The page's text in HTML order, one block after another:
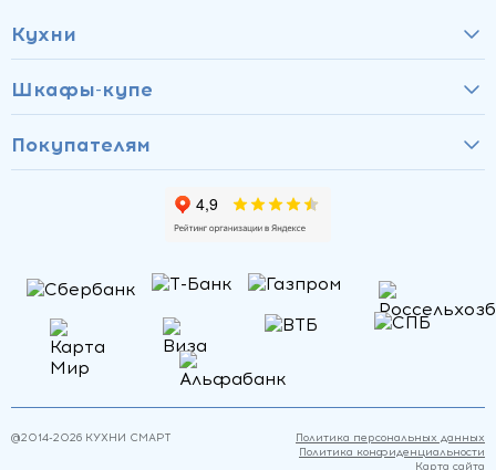
Кухни
Шкафы-купе
Покупателям
@2014-2026 КУХНИ СМАРТ
Политика персональных данных
Политика конфиденциальности
Карта сайта